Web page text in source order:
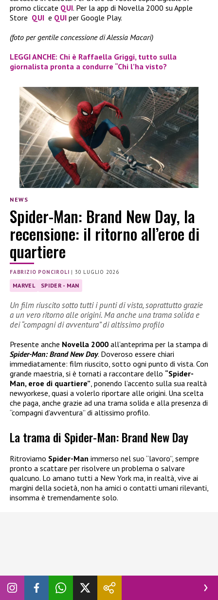
promo cliccate QUI. Per la app di Novella 2000 su Apple
Store QUI e QUI per Google Play.
(foto per gentile concessione di Alessia Macari)
LEGGI ANCHE: Chi è Raffaella Griggi, tutto sulla
giornalista pronta a condurre “Chi l’ha visto?
NEWS
Spider-Man: Brand New Day, la
recensione: il ritorno all’eroe di
quartiere
FABRIZIO PONCIROLI | 30 LUGLIO 2026
MARVEL SPIDER - MAN
Un film riuscito sotto tutti i punti di vista, soprattutto grazie
a un vero ritorno alle origini. Ma anche una trama solida e
dei “compagni di avventura” di altissimo profilo
Presente anche Novella 2000 all’anteprima per la stampa di
Spider-Man: Brand New Day. Doveroso essere chiari
immediatamente: film riuscito, sotto ogni punto di vista. Con
grande maestria, si è tornati a raccontare dello “Spider-
Man, eroe di quartiere” , ponendo l’accento sulla sua realtà
newyorkese, quasi a volerlo riportare alle origini. Una scelta
che paga, anche grazie ad una trama solida e alla presenza di
“compagni d’avventura” di altissimo profilo.
La trama di Spider-Man: Brand New Day
Ritroviamo Spider-Man immerso nel suo “lavoro”, sempre
pronto a scattare per risolvere un problema o salvare
qualcuno. Lo amano tutti a New York ma, in realtà, vive ai
margini della società, non ha amici o contatti umani rilevanti,
insomma è tremendamente solo.